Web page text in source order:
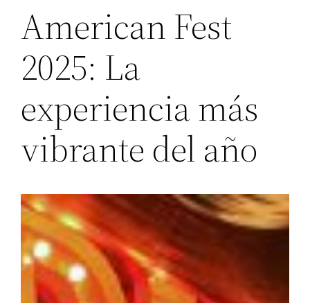
American Fest
2025: La
experiencia más
vibrante del año